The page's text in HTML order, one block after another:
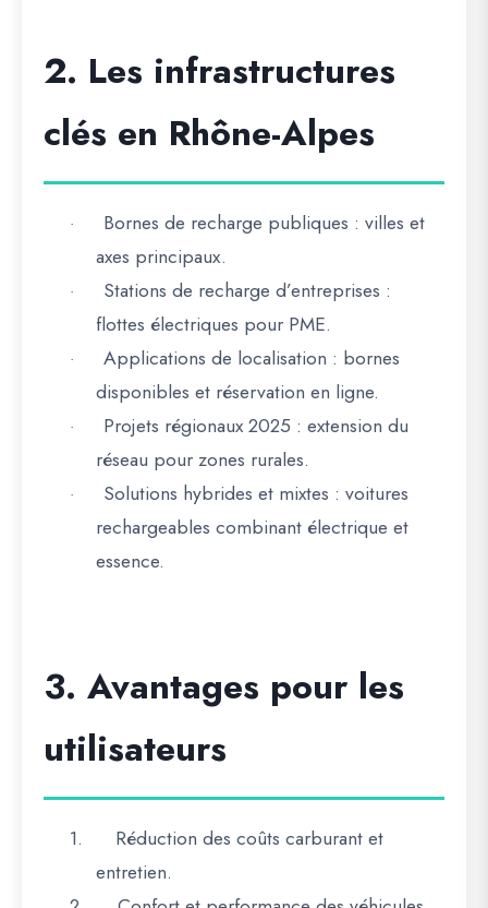
2. Les infrastructures
clés en Rhône-Alpes
· Bornes de recharge publiques : villes et
axes principaux.
· Stations de recharge d’entreprises :
flottes électriques pour PME.
· Applications de localisation : bornes
disponibles et réservation en ligne.
· Projets régionaux 2025 : extension du
réseau pour zones rurales.
· Solutions hybrides et mixtes : voitures
rechargeables combinant électrique et
essence.
3. Avantages pour les
utilisateurs
1.
Réduction des coûts carburant et
entretien.